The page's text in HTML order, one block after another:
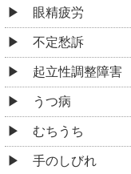
眼精疲労
不定愁訴
起立性調整障害
うつ病
むちうち
手のしびれ